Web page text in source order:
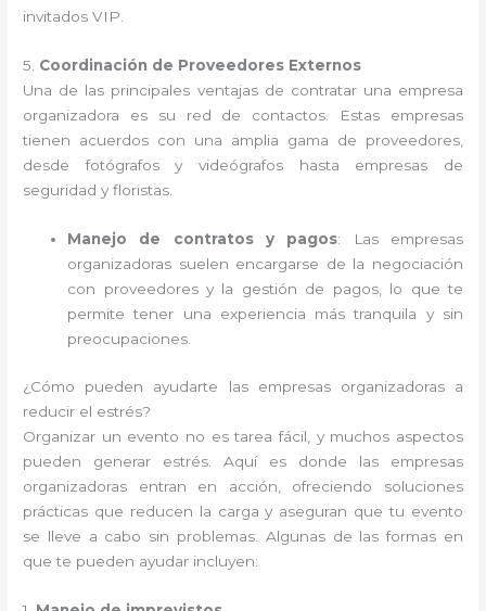
invitados VIP.
5. Coordinación de Proveedores Externos
Una de las principales ventajas de contratar una empresa
organizadora es su red de contactos. Estas empresas
tienen acuerdos con una amplia gama de proveedores,
desde fotógrafos y videógrafos hasta empresas de
seguridad y floristas.
Manejo de contratos y pagos: Las empresas
organizadoras suelen encargarse de la negociación
con proveedores y la gestión de pagos, lo que te
permite tener una experiencia más tranquila y sin
preocupaciones.
¿Cómo pueden ayudarte las empresas organizadoras a
reducir el estrés?
Organizar un evento no es tarea fácil, y muchos aspectos
pueden generar estrés. Aquí es donde las empresas
organizadoras entran en acción, ofreciendo soluciones
prácticas que reducen la carga y aseguran que tu evento
se lleve a cabo sin problemas. Algunas de las formas en
que te pueden ayudar incluyen: